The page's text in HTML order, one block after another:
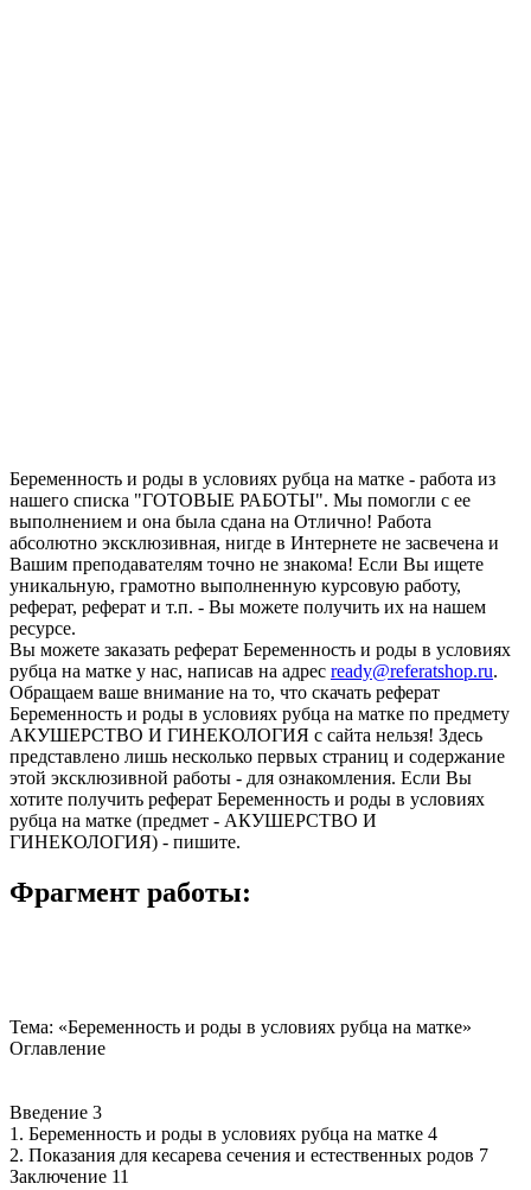
Беременность и роды в условиях рубца на матке - работа из
нашего списка "ГОТОВЫЕ РАБОТЫ". Мы помогли с ее
выполнением и она была сдана на Отлично! Работа
абсолютно эксклюзивная, нигде в Интернете не засвечена и
Вашим преподавателям точно не знакома! Если Вы ищете
уникальную, грамотно выполненную курсовую работу,
реферат, реферат и т.п. - Вы можете получить их на нашем
ресурсе.
Вы можете заказать реферат Беременность и роды в условиях
рубца на матке у нас, написав на адрес ready@referatshop.ru.
Обращаем ваше внимание на то, что скачать реферат
Беременность и роды в условиях рубца на матке по предмету
АКУШЕРСТВО И ГИНЕКОЛОГИЯ с сайта нельзя! Здесь
представлено лишь несколько первых страниц и содержание
этой эксклюзивной работы - для ознакомления. Если Вы
хотите получить реферат Беременность и роды в условиях
рубца на матке (предмет - АКУШЕРСТВО И
ГИНЕКОЛОГИЯ) - пишите.
Фрагмент работы:
Тема: «Беременность и роды в условиях рубца на матке»
Оглавление
Введение 3
1. Беременность и роды в условиях рубца на матке 4
2. Показания для кесарева сечения и естественных родов 7
Заключение 11